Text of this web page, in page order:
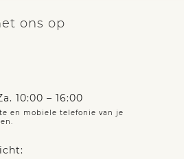
ons op
10:00 – 16:00
en mobiele telefonie van je